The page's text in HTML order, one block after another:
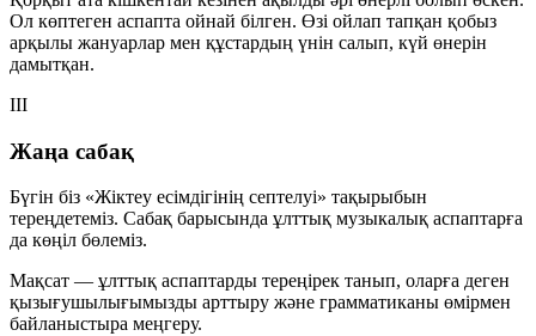
Ол көптеген аспапта ойнай білген. Өзі ойлап тапқан қобыз
арқылы жануарлар мен құстардың үнін салып, күй өнерін
дамытқан.
III
Жаңа сабақ
Бүгін біз «Жіктеу есімдігінің септелуі» тақырыбын
тереңдетеміз. Сабақ барысында ұлттық музыкалық аспаптарға
да көңіл бөлеміз.
Мақсат — ұлттық аспаптарды тереңірек танып, оларға деген
қызығушылығымызды арттыру және грамматиканы өмірмен
байланыстыра меңгеру.